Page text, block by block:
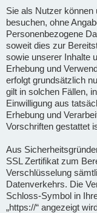
Sie als Nutzer
besuchen, ohne
Personenbezogene
soweit dies zur
sowie unserer Inhalte
Erhebung und
erfolgt grundsätzlich
gilt in solchen Fällen,
Einwilligung aus
Erhebung und
Vorschriften gestattet
Aus
SSL Zertifikat zum
Verschlüsselung
Datenverkehrs. Die
Schloss-Symbol in
„https://“ angezeigt